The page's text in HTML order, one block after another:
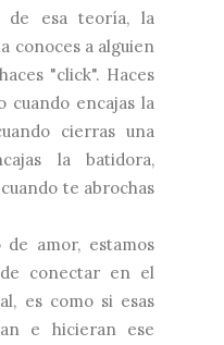
de esa teoría, la
conoces a alguien
"click". Haces
cuando encajas la
cierras una
la batidora,
te abrochas
amor, estamos
conectar en el
es como si esas
e hicieran ese